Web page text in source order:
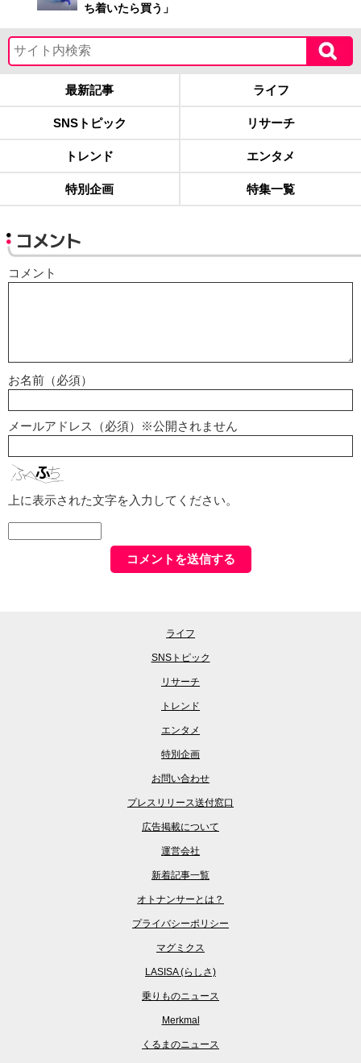
ち着いたら買う」
最新記事 ライフ
SNSトピック リサーチ
トレンド エンタメ
特別企画 特集一覧
コメント
コメント
お名前（必須）
メールアドレス（必須）※公開されません
上に表示された文字を入力してください。
ライフ
SNSトピック
リサーチ
トレンド
エンタメ
特別企画
お問い合わせ
プレスリリース送付窓口
広告掲載について
運営会社
新着記事一覧
オトナンサーとは？
プライバシーポリシー
マグミクス
LASISA (らしさ)
乗りものニュース
Merkmal
くるまのニュース